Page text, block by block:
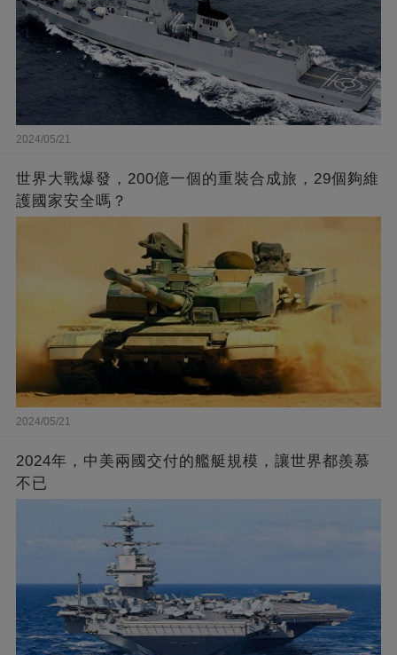
2024/05/21
世界大戰爆發，200億一個的重裝合成旅，29個夠維
護國家安全嗎？
2024/05/21
2024年，中美兩國交付的艦艇規模，讓世界都羨慕
不已